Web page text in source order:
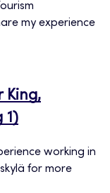
my experience
King,
1)
working in
for more